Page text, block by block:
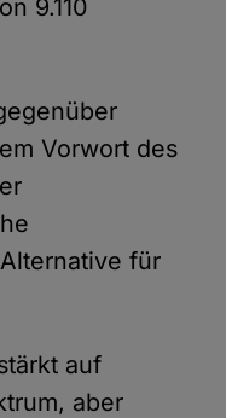
9.110
Vorwort des
für
auf
aber